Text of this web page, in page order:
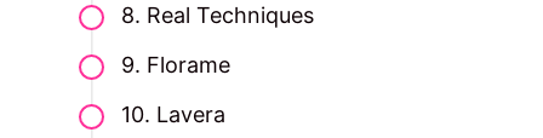
8. Real Techniques
9. Florame
10. Lavera